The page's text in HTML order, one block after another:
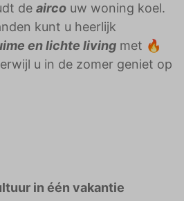
de airco uw woning koel.
kunt u heerlijk
en lichte living met 🔥
u in de zomer geniet op
in één vakantie